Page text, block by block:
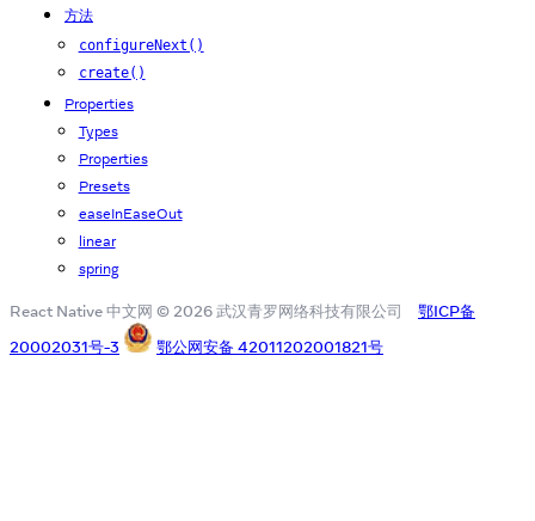
方法
configureNext()
create()
Properties
Types
Properties
Presets
easeInEaseOut
linear
spring
React Native 中文网 © 2026 武汉青罗网络科技有限公司
鄂ICP备
20002031号-3
鄂公网安备 42011202001821号